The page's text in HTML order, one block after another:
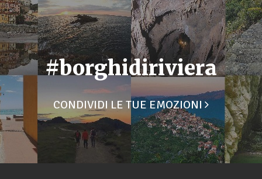
#borghidiriviera
CONDIVIDI LE TUE EMOZIONI